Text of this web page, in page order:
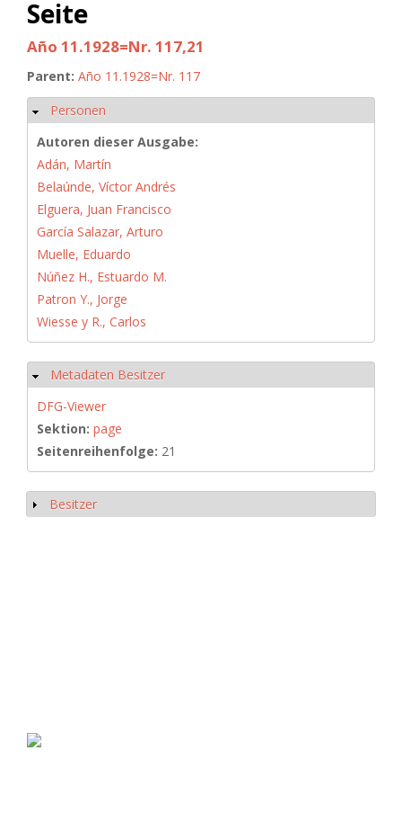
Seite
Año 11.1928=Nr. 117,21
Parent: Año 11.1928=Nr. 117
Ausblenden
Personen
Autoren dieser Ausgabe:
Adán, Martín
Belaúnde, Víctor Andrés
Elguera, Juan Francisco
García Salazar, Arturo
Muelle, Eduardo
Núñez H., Estuardo M.
Patron Y., Jorge
Wiesse y R., Carlos
Ausblenden
Metadaten Besitzer
DFG-Viewer
Sektion: page
Seitenreihenfolge: 21
Anzeigen
Besitzer